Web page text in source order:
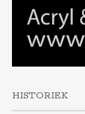
HISTORIEK